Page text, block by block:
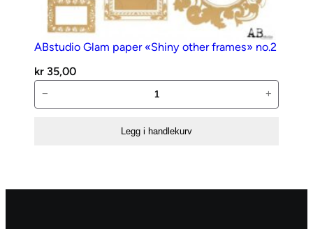
ABstudio Glam paper «Shiny other frames» no.2
kr 35,00
Glam
no.2
− +
Legg i handlekurv